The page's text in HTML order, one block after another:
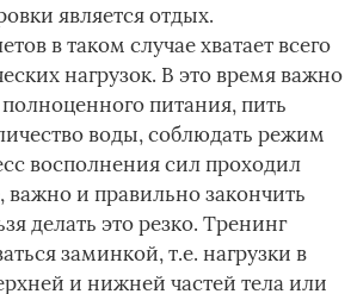
является отдых.
в таком случае хватает всего
нагрузок. В это время важно
питания, пить
воды, соблюдать режим
восполнения сил проходил
и правильно закончить
делать это резко. Тренинг
заминкой, т.е. нагрузки в
и нижней частей тела или